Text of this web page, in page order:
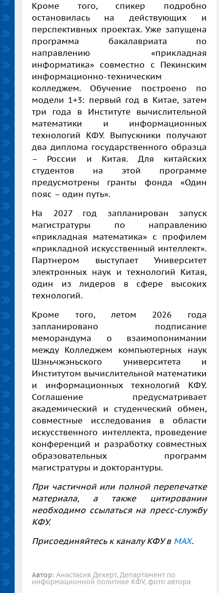
Кроме того, спикер подробно
остановилась на действующих и
перспективных проектах. Уже запущена
программа бакалавриата по
направлению «прикладная
информатика» совместно с Пекинским
информационно‑техническим
колледжем. Обучение построено по
модели 1+3: первый год в Китае, затем
три года в Институте вычислительной
математики и информационных
технологий КФУ. Выпускники получают
два диплома государственного образца
– России и Китая. Для китайских
студентов на этой программе
предусмотрены гранты фонда «Один
пояс – один путь».
На 2027 год запланирован запуск
магистратуры по направлению
«прикладная математика» с профилем
«прикладной искусственный интеллект».
Партнером выступает Университет
электронных наук и технологий Китая,
один из лидеров в сфере высоких
технологий.
Кроме того, летом 2026 года
запланировано подписание
меморандума о взаимопонимании
между Колледжем компьютерных наук
Шэньчжэньского университета и
Институтом вычислительной математики
и информационных технологий КФУ.
Соглашение предусматривает
академический и студенческий обмен,
совместные исследования в области
искусственного интеллекта, проведение
конференций и разработку совместных
образовательных программ
магистратуры и докторантуры.
При частичной или полной перепечатке
материала, а также цитировании
необходимо ссылаться на пресс-службу
КФУ.
Присоединяйтесь к каналу КФУ в MAX.
Автор: Анастасия Дехерт, Департамент по
информационной политике КФУ, фото автора